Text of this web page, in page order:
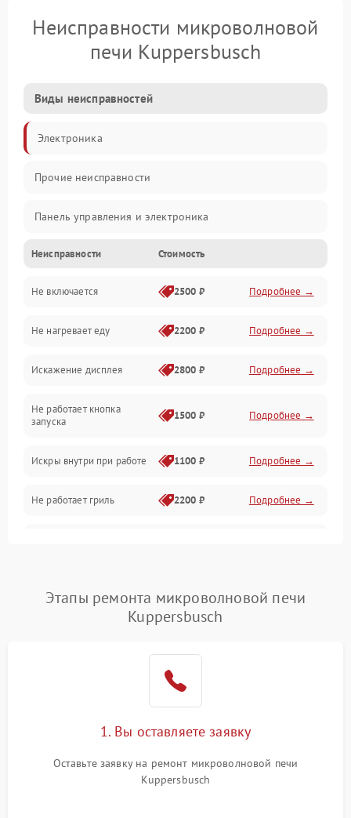
Неисправности микроволновой
печи Kuppersbusch
Виды неисправностей
Электроника
Прочие неисправности
Панель управления и электроника
Дверца и корпус
Механика и внутренние элементы
Механические повреждения
Питание и запуск
Нагрев и приготовление
Программное обеспечение
Неисправности Стоимость
Не включается 2500 ₽ Подробнее →
Не нагревает еду 2200 ₽ Подробнее →
Искажение дисплея 2800 ₽ Подробнее →
Не работает кнопка
запуска
1500 ₽ Подробнее →
Искры внутри при работе 1100 ₽ Подробнее →
Не работает гриль 2200 ₽ Подробнее →
Появление запаха гари Подробнее →
2400 ₽ Подробнее →
2000 ₽
Этапы ремонта микроволновой печи
Kuppersbusch
1. Вы оставляете заявку
Оставьте заявку на ремонт микроволновой печи
Kuppersbusch